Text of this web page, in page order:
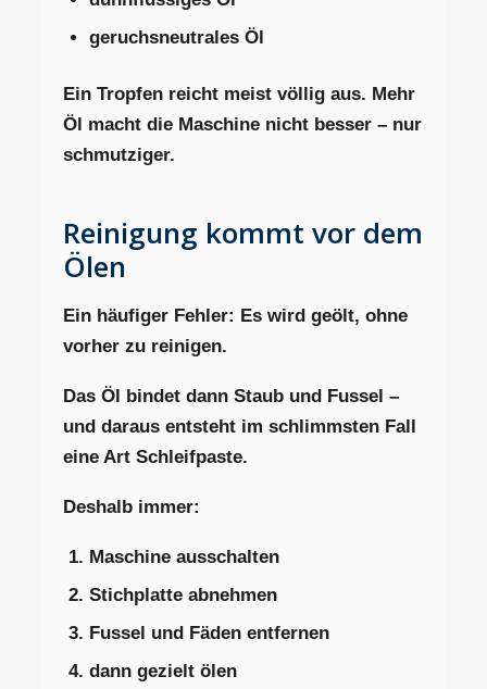
geruchsneutrales Öl
Ein Tropfen reicht meist völlig aus. Mehr
Öl macht die Maschine nicht besser – nur
schmutziger.
Reinigung kommt vor dem
Ölen
Ein häufiger Fehler: Es wird geölt, ohne
vorher zu reinigen.
Das Öl bindet dann Staub und Fussel –
und daraus entsteht im schlimmsten Fall
eine Art Schleifpaste.
Deshalb immer:
Maschine ausschalten
Stichplatte abnehmen
Fussel und Fäden entfernen
dann gezielt ölen